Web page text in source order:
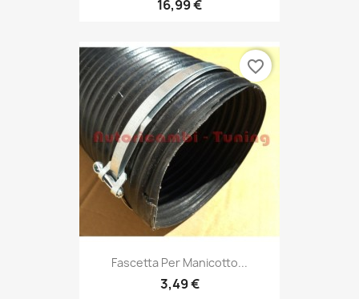
Fascetta Per Manicotto...
3,49 €
favorite_border